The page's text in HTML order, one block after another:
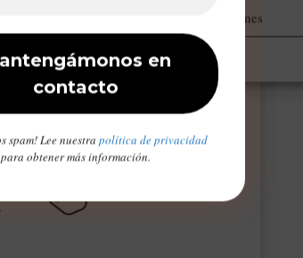
Administrar opciones
Declaración de privacidad Aviso Legal / Imprint
spam! Lee nuestra política de privacidad
para obtener más información.